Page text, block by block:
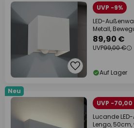
UVP -9%
LED-
Metall,
89,90 €
UVP99,00 €
Auf Lager
Neu
UVP -
Lucande
Lengo,